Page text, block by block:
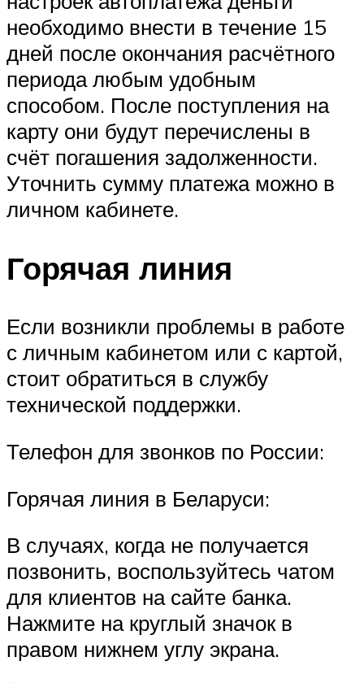
необходимо внести в течение 15
дней после окончания расчётного
периода любым удобным
способом. После поступления на
карту они будут перечислены в
счёт погашения задолженности.
Уточнить сумму платежа можно в
личном кабинете.
Горячая линия
Если возникли проблемы в работе
с личным кабинетом или с картой,
стоит обратиться в службу
технической поддержки.
Телефон для звонков по России:
Горячая линия в Беларуси:
В случаях, когда не получается
позвонить, воспользуйтесь чатом
для клиентов на сайте банка.
Нажмите на круглый значок в
правом нижнем углу экрана.